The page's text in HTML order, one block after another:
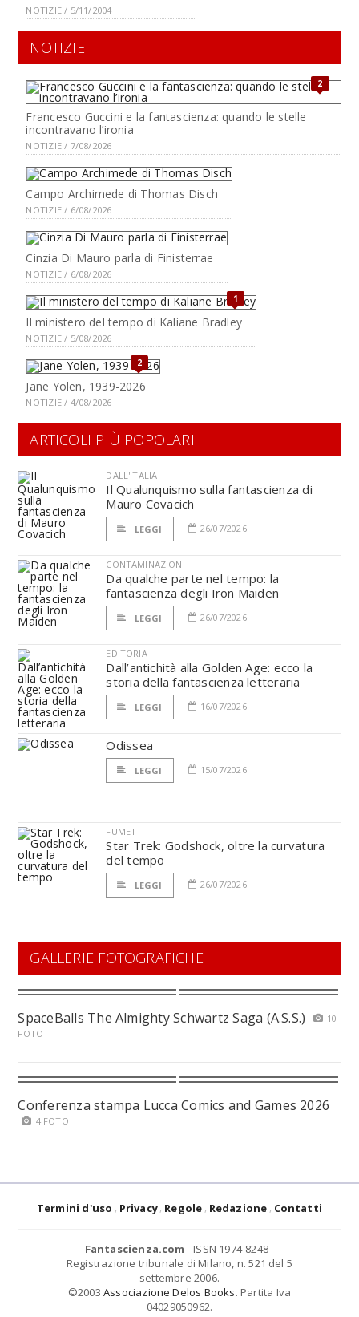
NOTIZIE / 5/11/2004
NOTIZIE
2
Francesco Guccini e la fantascienza: quando le stelle
incontravano l’ironia
NOTIZIE / 7/08/2026
Campo Archimede di Thomas Disch
NOTIZIE / 6/08/2026
Cinzia Di Mauro parla di Finisterrae
NOTIZIE / 6/08/2026
1
Il ministero del tempo di Kaliane Bradley
NOTIZIE / 5/08/2026
2
Jane Yolen, 1939-2026
NOTIZIE / 4/08/2026
ARTICOLI PIÙ POPOLARI
DALL'ITALIA
Il Qualunquismo sulla fantascienza di
Mauro Covacich
LEGGI 26/07/2026
CONTAMINAZIONI
Da qualche parte nel tempo: la
fantascienza degli Iron Maiden
LEGGI 26/07/2026
EDITORIA
Dall’antichità alla Golden Age: ecco la
storia della fantascienza letteraria
LEGGI 16/07/2026
Odissea
LEGGI 15/07/2026
FUMETTI
Star Trek: Godshock, oltre la curvatura
del tempo
LEGGI 26/07/2026
GALLERIE FOTOGRAFICHE
SpaceBalls The Almighty Schwartz Saga (A.S.S.)
10
FOTO
Conferenza stampa Lucca Comics and Games 2026
4 FOTO
Termini d'uso Privacy Regole Redazione Contatti
Fantascienza.com - ISSN 1974-8248 -
Registrazione tribunale di Milano, n. 521 del 5
settembre 2006.
©2003 Associazione Delos Books. Partita Iva
04029050962.